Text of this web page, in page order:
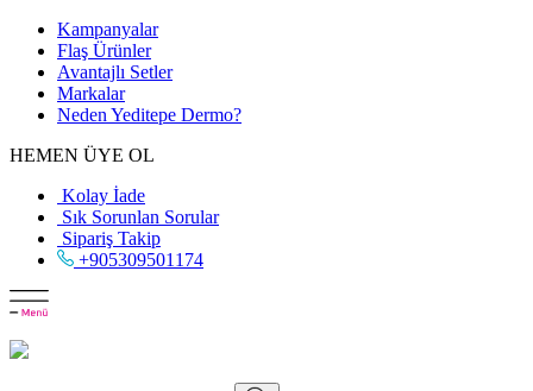
Kampanyalar
Flaş Ürünler
Avantajlı Setler
Markalar
Neden Yeditepe Dermo?
HEMEN ÜYE OL
Kolay İade
Sık Sorunlan Sorular
Sipariş Takip
+905309501174